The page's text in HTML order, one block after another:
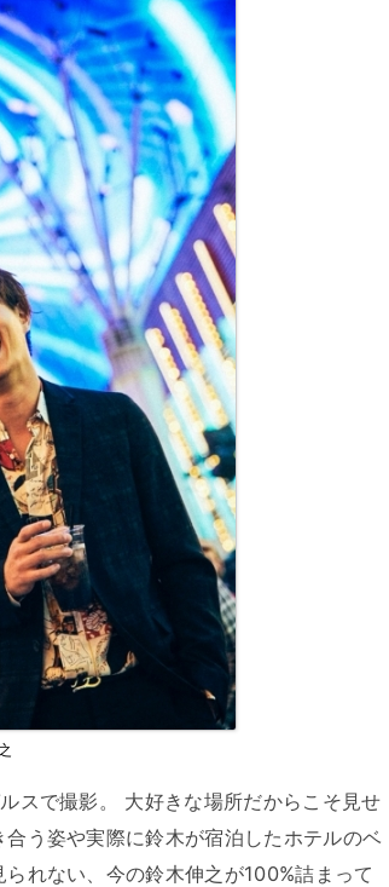
スで撮影。 大好きな場所だからこそ見せ
う姿や実際に鈴木が宿泊したホテルのベ
れない、今の鈴木伸之が100%詰まって